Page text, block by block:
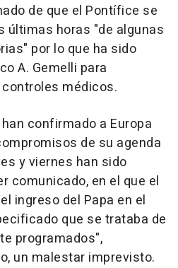
de que el Pontífice se
últimas horas "de algunas
por lo que ha sido
A. Gemelli para
médicos.
confirmado a Europa
de su agenda
y viernes han sido
comunicado, en el que el
ingreso del Papa en el
que se trataba de
programados",
un malestar imprevisto.